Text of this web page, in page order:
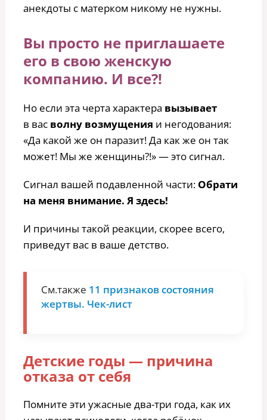
анекдоты с матерком никому не нужны.
Вы просто не приглашаете
его в свою женскую
компанию. И все?!
Но если эта черта характера вызывает
в вас волну возмущения и негодования:
«Да какой же он паразит! Да как же он так
может! Мы же женщины?!» — это сигнал.
Сигнал вашей подавленной части: Обрати
на меня внимание. Я здесь!
И причины такой реакции, скорее всего,
приведут вас в ваше детство.
См.также 11 признаков состояния
жертвы. Чек-лист
Детские годы — причина
отказа от себя
Помните эти ужасные два-три года, как их